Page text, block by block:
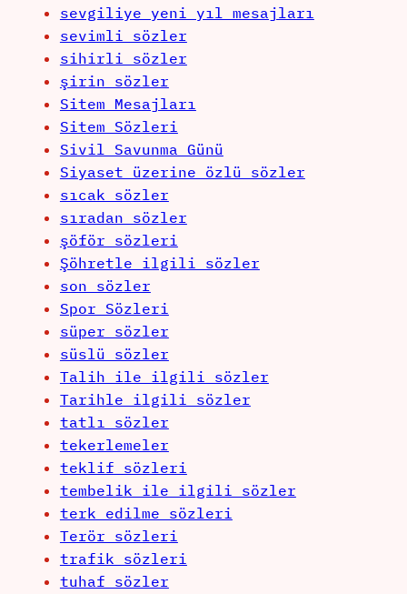
sevgiliye yeni yıl mesajları
sevimli sözler
sihirli sözler
şirin sözler
Sitem Mesajları
Sitem Sözleri
Sivil Savunma Günü
Siyaset üzerine özlü sözler
sıcak sözler
sıradan sözler
şöför sözleri
Şöhretle ilgili sözler
son sözler
Spor Sözleri
süper sözler
süslü sözler
Talih ile ilgili sözler
Tarihle ilgili sözler
tatlı sözler
tekerlemeler
teklif sözleri
tembelik ile ilgili sözler
terk edilme sözleri
Terör sözleri
trafik sözleri
tuhaf sözler